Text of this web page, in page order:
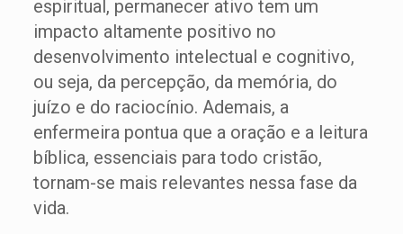
espiritual, permanecer ativo tem um
impacto altamente positivo no
desenvolvimento intelectual e cognitivo,
ou seja, da percepção, da memória, do
juízo e do raciocínio. Ademais, a
enfermeira pontua que a oração e a leitura
bíblica, essenciais para todo cristão,
tornam-se mais relevantes nessa fase da
vida.